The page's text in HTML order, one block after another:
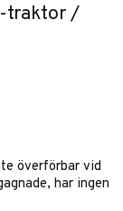
traktor /
överförbar vid
har ingen